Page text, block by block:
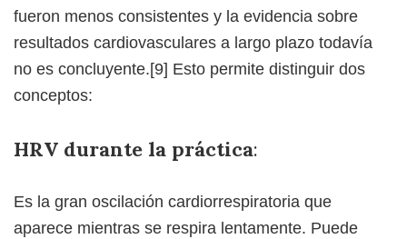
fueron menos consistentes y la evidencia sobre
resultados cardiovasculares a largo plazo todavía
no es concluyente.[9] Esto permite distinguir dos
conceptos:
HRV durante la práctica:
Es la gran oscilación cardiorrespiratoria que
aparece mientras se respira lentamente. Puede